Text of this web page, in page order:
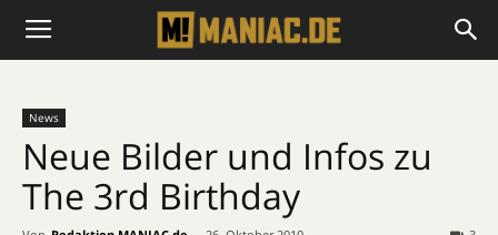
News
Neue Bilder und Infos zu
The 3rd Birthday